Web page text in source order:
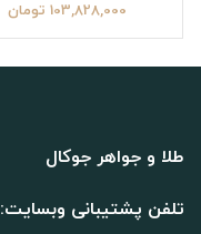
103,828,000 تومان
طلا و جواهر جوکال
تلفن پشتیبانی وبسایت: 03136204665 – 09121033914